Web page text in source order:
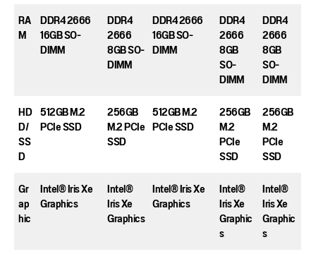
RA
M
DDR4 2666
16GB SO-
DIMM
DDR4
2666
8GB SO-
DIMM
DDR4 2666
16GB SO-
DIMM
DDR4
2666
8GB
SO-
DIMM
DDR4
2666
8GB
SO-
DIMM
HD
D/
SS
D
512GB M.2
PCIe SSD
256GB
M.2 PCIe
SSD
512GB M.2
PCIe SSD
256GB
M.2
PCIe
SSD
256GB
M.2
PCIe
SSD
Gr
ap
hic
Intel® Iris Xe
Graphics
Intel®
Iris Xe
Graphics
Intel® Iris Xe
Graphics
Intel®
Iris Xe
Graphic
s
Intel®
Iris Xe
Graphic
s